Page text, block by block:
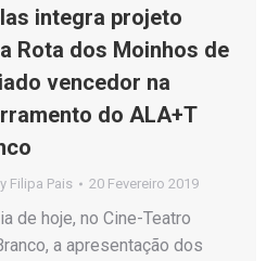
integra projeto
Rota dos Moinhos de
vencedor na
do ALA+T
Filipa Pais 20 Fevereiro 2019
de hoje, no Cine-Teatro
a apresentação dos